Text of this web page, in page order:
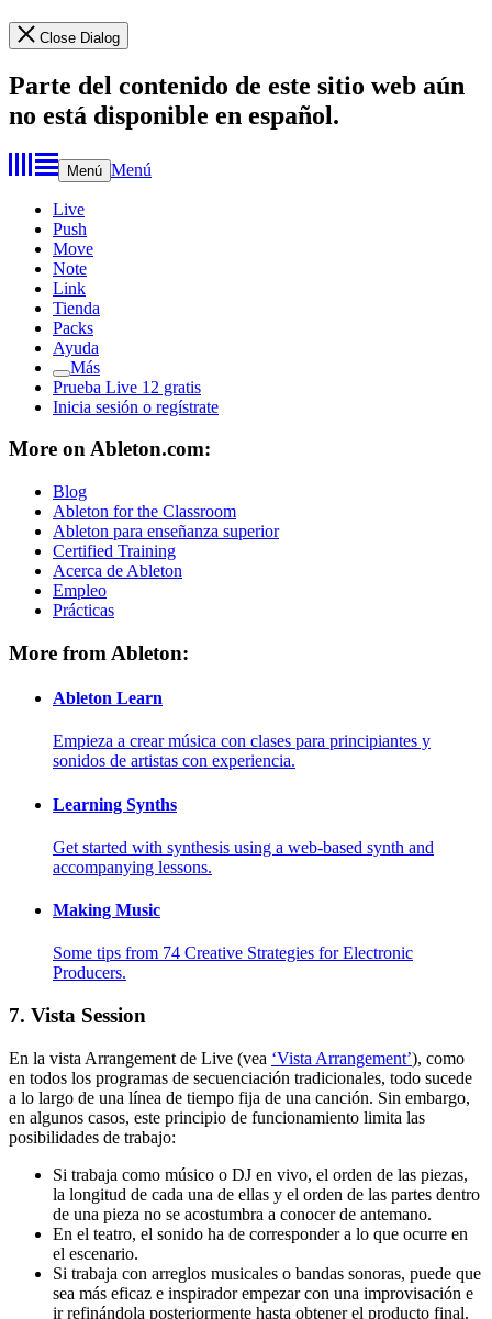
Close Dialog
Parte del contenido de este sitio web aún
no está disponible en español.
Menú Menú
Live
Push
Move
Note
Link
Tienda
Packs
Ayuda
Más
Prueba Live 12 gratis
Inicia sesión o regístrate
More on Ableton.com:
Blog
Ableton for the Classroom
Ableton para enseñanza superior
Certified Training
Acerca de Ableton
Empleo
Prácticas
More from Ableton:
Ableton Learn
Empieza a crear música con clases para principiantes y
sonidos de artistas con experiencia.
Learning Synths
Get started with synthesis using a web-based synth and
accompanying lessons.
Making Music
Some tips from 74 Creative Strategies for Electronic
Producers.
7. Vista Session
En la vista Arrangement de Live (vea ‘Vista Arrangement’), como
en todos los programas de secuenciación tradicionales, todo sucede
a lo largo de una línea de tiempo fija de una canción. Sin embargo,
en algunos casos, este principio de funcionamiento limita las
posibilidades de trabajo:
Si trabaja como músico o DJ en vivo, el orden de las piezas,
la longitud de cada una de ellas y el orden de las partes dentro
de una pieza no se acostumbra a conocer de antemano.
En el teatro, el sonido ha de corresponder a lo que ocurre en
el escenario.
Si trabaja con arreglos musicales o bandas sonoras, puede que
sea más eficaz e inspirador empezar con una improvisación e
ir refinándola posteriormente hasta obtener el producto final.